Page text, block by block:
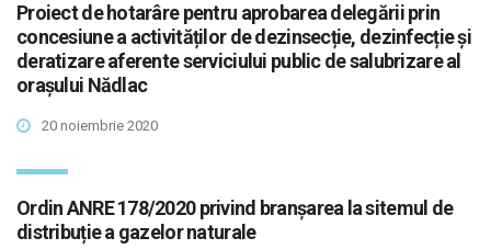
Proiect de hotarâre pentru aprobarea delegării prin
concesiune a activităților de dezinsecție, dezinfecție și
deratizare aferente serviciului public de salubrizare al
orașului Nădlac
20 noiembrie 2020
Ordin ANRE 178/2020 privind branșarea la sitemul de
distribuție a gazelor naturale